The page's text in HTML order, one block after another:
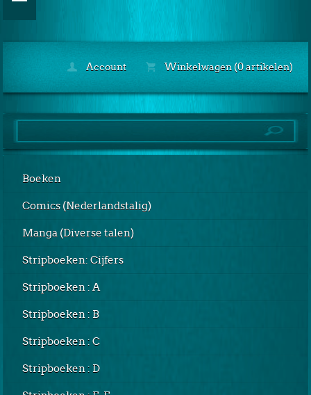
Account Winkelwagen (0 artikelen)
Boeken
Comics (Nederlandstalig)
Manga (Diverse talen)
Stripboeken: Cijfers
Stripboeken : A
Stripboeken : B
Stripboeken : C
Stripboeken : D